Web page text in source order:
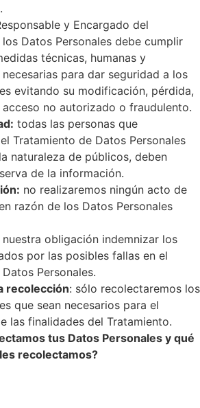
y Encargado del
Datos Personales debe cumplir
técnicas, humanas y
para dar seguridad a los
evitando su modificación, pérdida,
no autorizado o fraudulento.
todas las personas que
Tratamiento de Datos Personales
naturaleza de públicos, deben
de la información.
no realizaremos ningún acto de
razón de los Datos Personales
nuestra obligación indemnizar los
por las posibles fallas en el
Personales.
recolección: sólo recolectaremos los
que sean necesarios para el
las finalidades del Tratamiento.
tus Datos Personales y qué
recolectamos?